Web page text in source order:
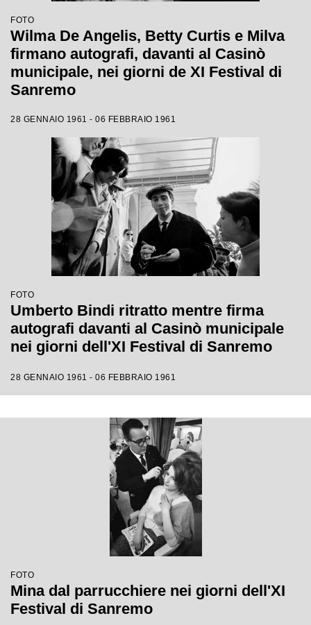
FOTO
Wilma De Angelis, Betty Curtis e Milva
firmano autografi, davanti al Casinò
municipale, nei giorni de XI Festival di
Sanremo
28 GENNAIO 1961 - 06 FEBBRAIO 1961
FOTO
Umberto Bindi ritratto mentre firma
autografi davanti al Casinò municipale
nei giorni dell'XI Festival di Sanremo
28 GENNAIO 1961 - 06 FEBBRAIO 1961
FOTO
Mina dal parrucchiere nei giorni dell'XI
Festival di Sanremo